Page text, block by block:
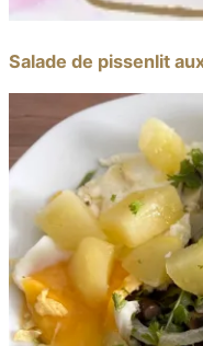
Salade de pissenlit